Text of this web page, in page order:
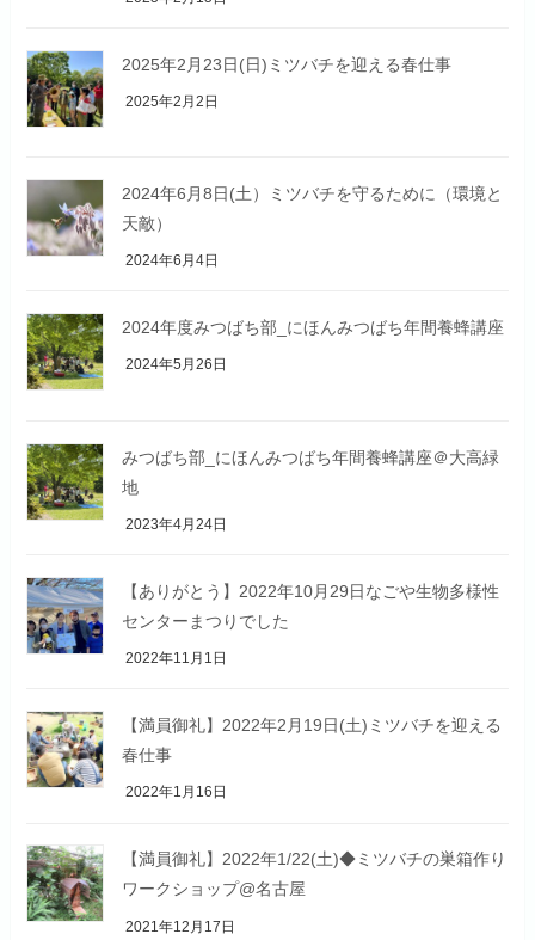
2025年2月23日(日)ミツバチを迎える春仕事
2025年2月2日
2024年6月8日(土）ミツバチを守るために（環境と
天敵）
2024年6月4日
2024年度みつばち部_にほんみつばち年間養蜂講座
2024年5月26日
みつばち部_にほんみつばち年間養蜂講座＠大高緑
地
2023年4月24日
【ありがとう】2022年10月29日なごや生物多様性
センターまつりでした
2022年11月1日
【満員御礼】2022年2月19日(土)ミツバチを迎える
春仕事
2022年1月16日
【満員御礼】2022年1/22(土)◆ミツバチの巣箱作り
ワークショップ@名古屋
2021年12月17日